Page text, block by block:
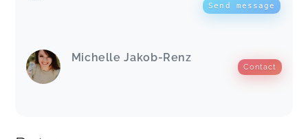
Send message
Michelle Jakob-Renz
Contact